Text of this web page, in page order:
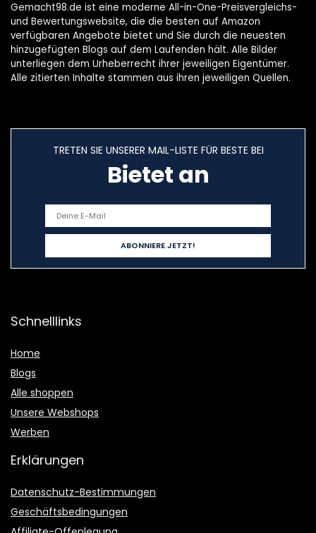
Gemacht98.de ist eine moderne All-in-One-Preisvergleichs-
und Bewertungswebsite, die die besten auf Amazon
verfügbaren Angebote bietet und Sie durch die neuesten
hinzugefügten Blogs auf dem Laufenden hält. Alle Bilder
unterliegen dem Urheberrecht ihrer jeweiligen Eigentümer.
Alle zitierten Inhalte stammen aus ihren jeweiligen Quellen.
TRETEN SIE UNSERER MAIL-LISTE FÜR BESTE BEI
Bietet an
Schnelllinks
Home
Blogs
Alle shoppen
Unsere Webshops
Werben
Erklärungen
Datenschutz-Bestimmungen
Geschäftsbedingungen